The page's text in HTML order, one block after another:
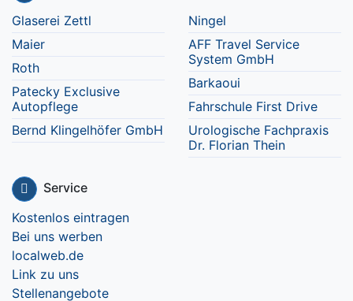
Glaserei Zettl
Maier
Roth
Patecky Exclusive
Autopflege
Bernd Klingelhöfer GmbH
Ningel
AFF Travel Service
System GmbH
Barkaoui
Fahrschule First Drive
Urologische Fachpraxis
Dr. Florian Thein
Service
Kostenlos eintragen
Bei uns werben
localweb.de
Link zu uns
Stellenangebote